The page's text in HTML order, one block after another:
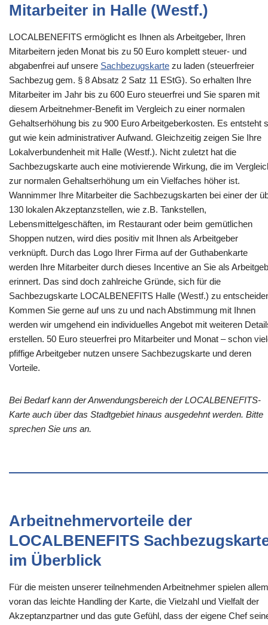
Mitarbeiter in Halle (Westf.)
LOCALBENEFITS ermöglicht es Ihnen als Arbeitgeber, Ihren
Mitarbeitern jeden Monat bis zu 50 Euro komplett steuer- und
abgabenfrei auf unsere Sachbezugskarte zu laden (steuerfreier
Sachbezug gem. § 8 Absatz 2 Satz 11 EStG). So erhalten Ihre
Mitarbeiter im Jahr bis zu 600 Euro steuerfrei und Sie sparen mit
diesem Arbeitnehmer-Benefit im Vergleich zu einer normalen
Gehaltserhöhung bis zu 900 Euro Arbeitgeberkosten. Es entsteht
gut wie kein administrativer Aufwand. Gleichzeitig zeigen Sie Ihre
Lokalverbundenheit mit Halle (Westf.). Nicht zuletzt hat die
Sachbezugskarte auch eine motivierende Wirkung, die im
zur normalen Gehaltserhöhung um ein Vielfaches höher ist.
Wannimmer Ihre Mitarbeiter die Sachbezugskarten bei einer der
130 lokalen Akzeptanzstellen, wie z.B. Tankstellen,
Lebensmittelgeschäften, im Restaurant oder beim gemütlichen
Shoppen nutzen, wird dies positiv mit Ihnen als Arbeitgeber
verknüpft. Durch das Logo Ihrer Firma auf der Guthabenkarte
werden Ihre Mitarbeiter durch dieses Incentive an Sie als
erinnert. Das sind doch zahlreiche Gründe, sich für die
Sachbezugskarte LOCALBENEFITS Halle (Westf.) zu
Kommen Sie gerne auf uns zu und nach Abstimmung mit Ihnen
werden wir umgehend ein individuelles Angebot mit weiteren
erstellen. 50 Euro steuerfrei pro Mitarbeiter und Monat – schon
pfiffige Arbeitgeber nutzen unsere Sachbezugskarte und deren
Vorteile.
Bei Bedarf kann der Anwendungsbereich der LOCALBENEFITS-
Karte auch über das Stadtgebiet hinaus ausgedehnt werden. Bitte
sprechen Sie uns an.
Arbeitnehmervorteile der
LOCALBENEFITS
im Überblick
Für die meisten unserer teilnehmenden Arbeitnehmer spielen allem
voran das leichte Handling der Karte, die Vielzahl und Vielfalt der
Akzeptanzpartner und das gute Gefühl, dass der eigene Chef